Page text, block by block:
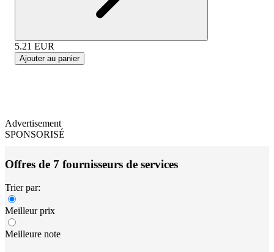
5.21 EUR
Ajouter au panier
Advertisement
SPONSORISÉ
Offres de 7 fournisseurs de services
Trier par:
Meilleur prix
Meilleure note